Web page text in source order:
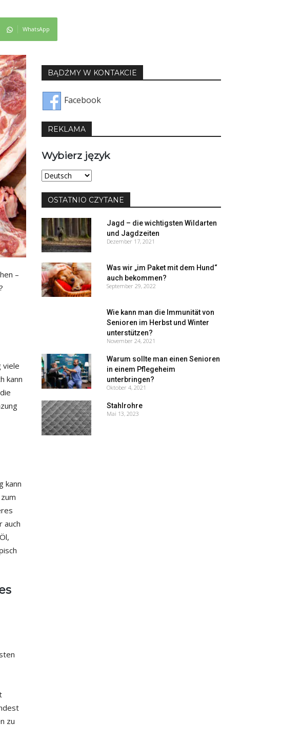
WhatsApp
–
viele
kann
kann
auch
zu
BĄDŹMY W KONTAKCIE
Facebook
REKLAMA
Wybierz język
Wybierz
OSTATNIO CZYTANE
Jagd – die wichtigsten Wildarten
und Jagdzeiten
Dezember 17, 2021
Was wir „im Paket mit dem Hund“
auch bekommen?
September 29, 2022
Wie kann man die Immunität von
Senioren im Herbst und Winter
unterstützen?
November 24, 2021
Warum sollte man einen Senioren
in einem Pflegeheim
unterbringen?
Oktober 4, 2021
Stahlrohre
Mai 13, 2023